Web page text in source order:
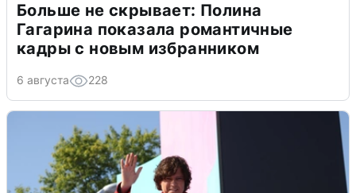
Больше не скрывает: Полина
Гагарина показала романтичные
кадры с новым избранником
6 августа 228